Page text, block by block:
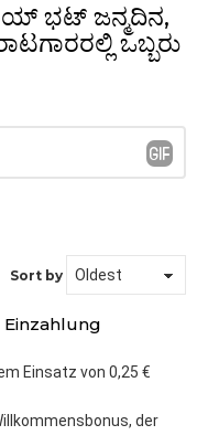
ಭಟ್ ಜನ್ಮದಿನ,
ಒಬ್ಬರು
Sort by
Einzahlung
Einsatz von 0,25 €
der